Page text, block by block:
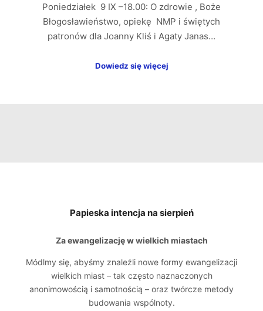
Poniedziałek 9 IX –18.00: O zdrowie , Boże
Błogosławieństwo, opiekę NMP i świętych
patronów dla Joanny Kliś i Agaty Janas…
Dowiedz się więcej
Papieska intencja na sierpień
Za ewangelizację w wielkich miastach
Módlmy się, abyśmy znaleźli nowe formy ewangelizacji
wielkich miast – tak często naznaczonych
anonimowością i samotnością – oraz twórcze metody
budowania wspólnoty.